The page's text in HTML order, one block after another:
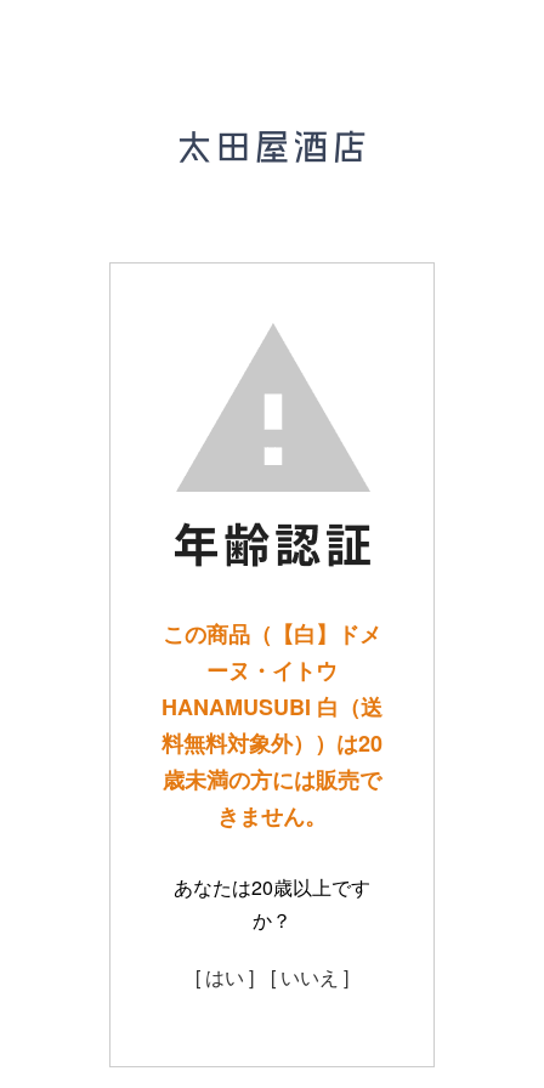
この商品（【白】ドメ
ーヌ・イトウ
HANAMUSUBI 白（送
料無料対象外））は20
歳未満の方には販売で
きません。
あなたは20歳以上です
か？
[ はい ] [ いいえ ]